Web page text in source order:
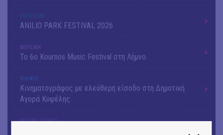
OUTDΟORS
ANILIO PARK FESTIVAL 2026
ΜΟΥΣΙΚΗ
Το 6ο Kournos Music Festival στη Λήμνο
ΚΙΝ/ΦΟΣ
Κινηματογράφος με ελεύθερη είσοδο στη Δημοτική
Αγορά Κυψέλης
ΘΕΑΤΡΟ / ΧΟΡΟΣ